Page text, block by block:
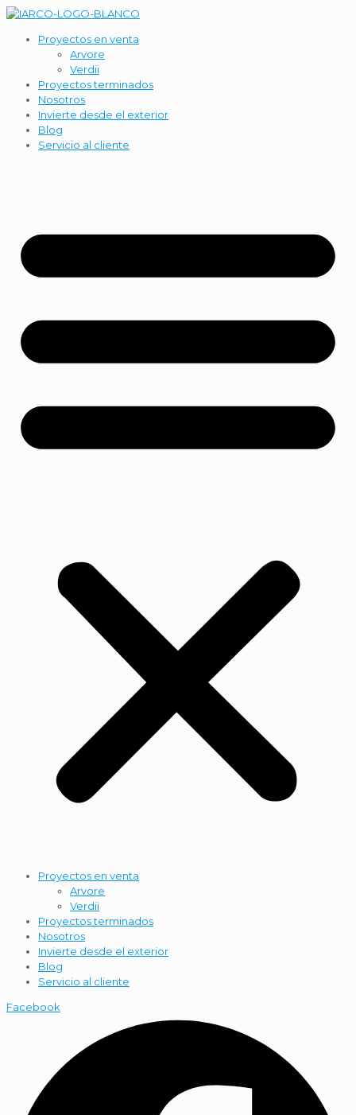
Proyectos en venta
Arvore
Verdii
Proyectos terminados
Nosotros
Invierte desde el exterior
Blog
Servicio al cliente
Proyectos en venta
Arvore
Verdii
Proyectos terminados
Nosotros
Invierte desde el exterior
Blog
Servicio al cliente
Facebook